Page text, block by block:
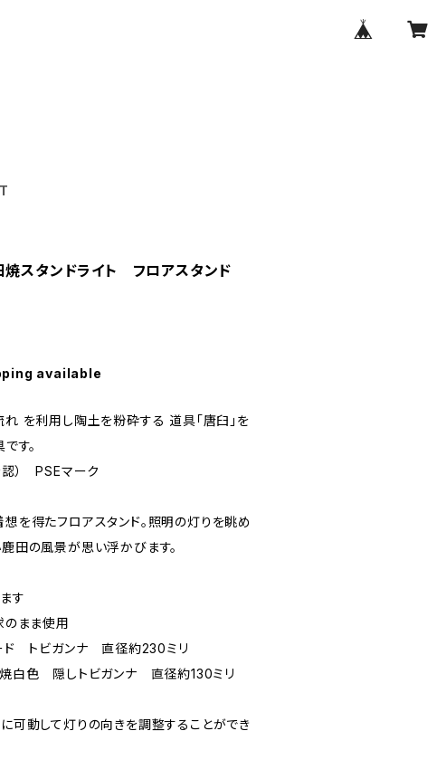
スタンドライト フロアスタンド
available
を利用し陶土を粉砕する 道具「唐臼」を
す。
認） PSEマーク
を得たフロアスタンド。照明の灯りを眺め
田の風景が思い浮かびます。
す
のまま使用
ド トビガンナ 直径約230ミリ
白色 隠しトビガンナ 直径約130ミリ
可動して灯りの向きを調整することができ